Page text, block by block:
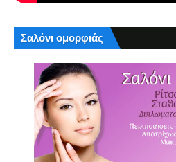
Σαλόνι ομορφιάς